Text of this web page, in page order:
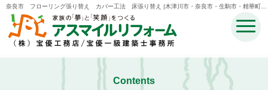
奈良市 フローリング張り替え カバー工法 床張り替え |木津川市・奈良市・生駒市・精華町・
井手町のリフォームのことなら宝優工務店アスマイルリフォーム
Contents